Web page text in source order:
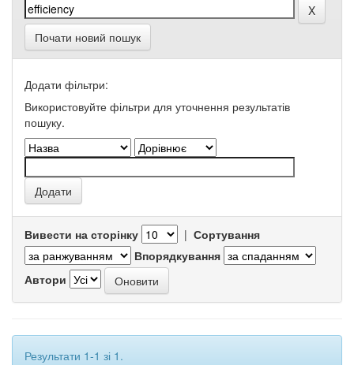
Почати новий пошук
Додати фільтри:
Використовуйте фільтри для уточнення результатів
пошуку.
Вивести на сторінку | Сортування
Впорядкування
Автори
Результати 1-1 зі 1.